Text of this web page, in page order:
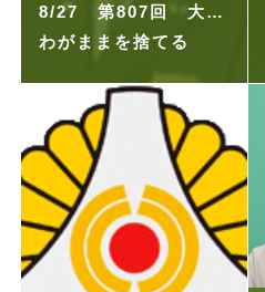
8/27 第807回 大塚祥吉
わがままを捨てる